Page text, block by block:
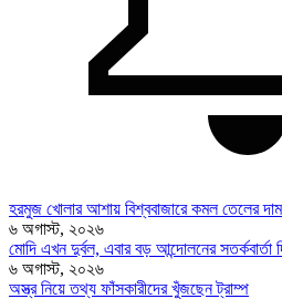
হরমুজ খোলার আশায় বিশ্ববাজারে কমল তেলের দাম
৬ অগাস্ট, ২০২৬
মোদি এখন দুর্বল, এবার বড় আন্দোলনের সতর্কবার্তা
৬ অগাস্ট, ২০২৬
অস্ত্র নিয়ে তথ্য ফাঁসকারীদের খুঁজছেন ট্রাম্প